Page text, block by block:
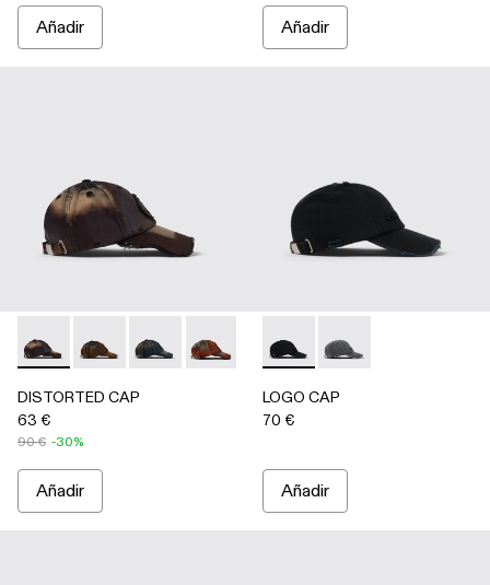
Añadir Añadir
DISTORTED CAP - AS00010-004 - BURDEOS
DISTORTED CAP - AS00010-003 - BEIGE
DISTORTED CAP - AS00010-002 - AZUL
DISTORTED CAP - AS00010-001 -
DISTORTED CAP
63 €
90 € -30%
Añadir
LOGO CAP - AS00011-001
LOGO CAP -
LOGO CAP
70 €
Añadir